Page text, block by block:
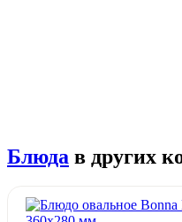
Блюда в других